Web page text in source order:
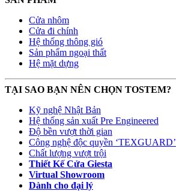
Cửa nhôm
Cửa đi chính
Hệ thống thông gió
Sản phẩm ngoại thất
Hệ mặt dựng
TẠI SAO BẠN NÊN CHỌN TOSTEM?
Kỹ nghệ Nhật Bản
Hệ thống sản xuất Pre Engineered
Độ bền vượt thời gian
Công nghệ độc quyền ‘TEXGUARD’
Chất lượng vượt trội
Thiết Kế Cửa Giesta
Virtual Showroom
Dành cho đại lý